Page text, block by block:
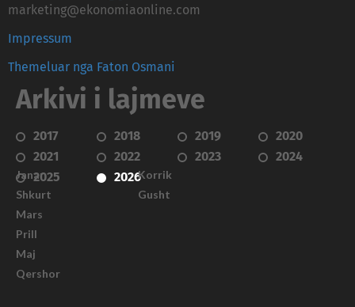
marketing@ekonomiaonline.com
Impressum
Themeluar nga Faton Osmani
Arkivi i lajmeve
2017 2018 2019
2020
2021
2022 2023
2024
2025
2026
Janar
Shkurt
Mars
Prill
Maj
Qershor
Korrik
Gusht